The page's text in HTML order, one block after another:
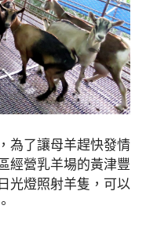
為了讓母羊趕快發情
經營乳羊場的黃津豐
光燈照射羊隻，可以